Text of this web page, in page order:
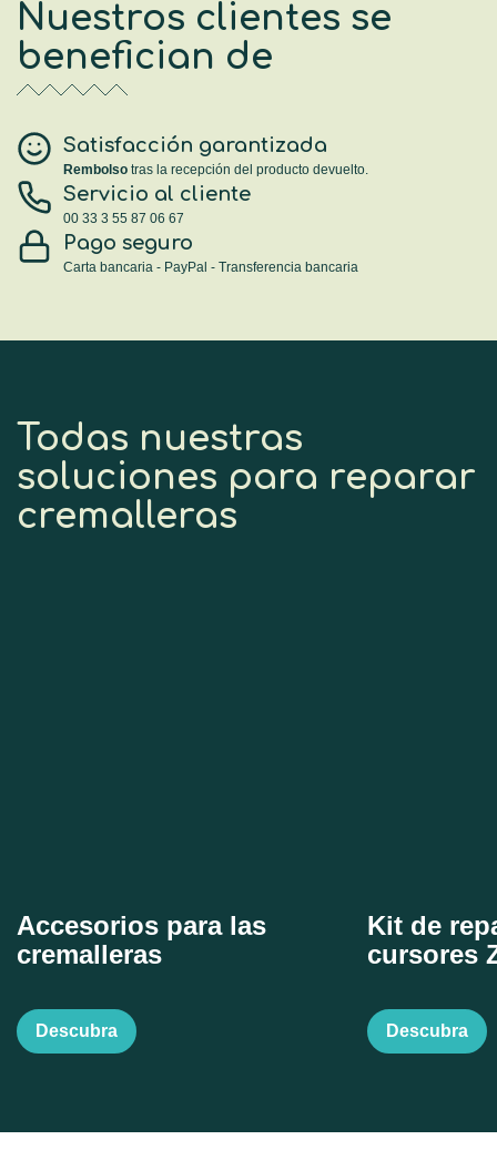
Nuestros clientes se
benefician de
Satisfacción garantizada
Rembolso tras la recepción del producto devuelto.
Servicio al cliente
00 33 3 55 87 06 67
Pago seguro
Carta bancaria - PayPal - Transferencia bancaria
Todas nuestras
soluciones para reparar
cremalleras
Accesorios para las
cremalleras
Descubra
Kit de
cursores
Descubra